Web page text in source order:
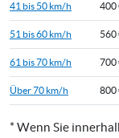
41 bis 50 km/h 400
51 bis 60 km/h 560
61 bis 70 km/h 700
Über 70 km/h 800
* Wenn Sie